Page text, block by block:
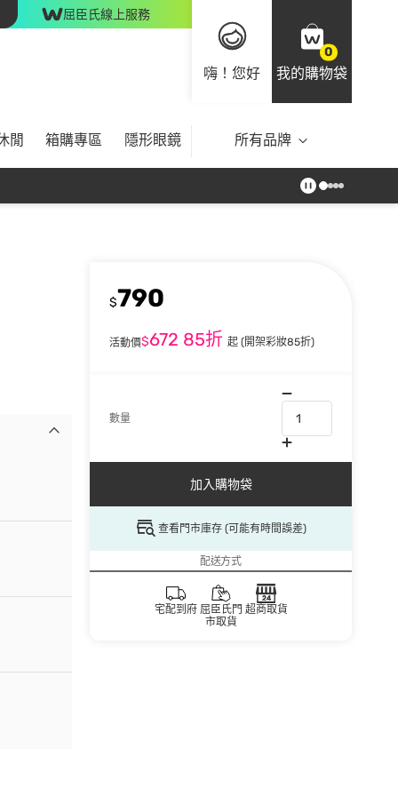
屈臣氏線上服務
嗨！您好
0
我的購物袋
閒 箱購專區 隱形眼鏡 所有品牌
$790
活動價$672 85折 起 (開架彩妝85折)
數量
加入購物袋
查看門市庫存 (可能有時間誤差)
配送方式
宅配到府 屈臣氏門
市取貨
超商取貨